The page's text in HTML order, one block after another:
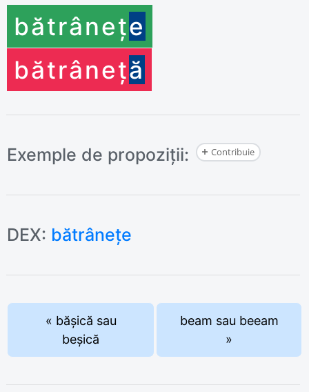
bătrânețe
bătrâneță
Exemple de propoziții: Contribuie
DEX: bătrânețe
« bășică sau
beșică
beam sau beeam
»